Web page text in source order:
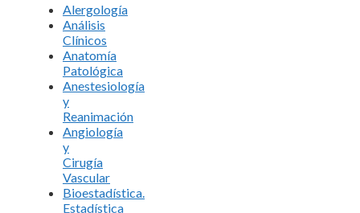
Alergología
Análisis
Clínicos
Anatomía
Patológica
Anestesiología
y
Reanimación
Angiología
y
Cirugía
Vascular
Bioestadística.
Estadística